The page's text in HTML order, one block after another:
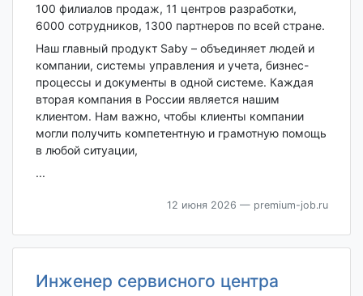
100 филиалов продаж, 11 центров разработки,
6000 сотрудников, 1300 партнеров по всей стране.
Наш главный продукт Saby – объединяет людей и
компании, системы управления и учета, бизнес-
процессы и документы в одной системе. Каждая
вторая компания в России является нашим
клиентом. Нам важно, чтобы клиенты компании
могли получить компетентную и грамотную помощь
в любой ситуации,
...
12 июня 2026 — premium-job.ru
Инженер сервисного центра